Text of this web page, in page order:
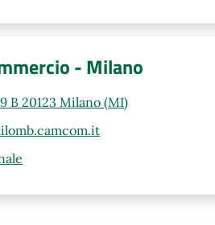
- Milano
B 20123 Milano (MI)